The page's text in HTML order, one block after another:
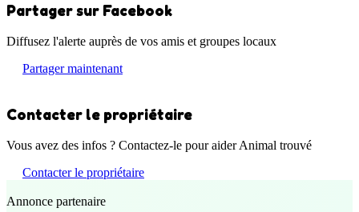
Partager sur Facebook
Diffusez l'alerte auprès de vos amis et groupes locaux
Partager maintenant
Contacter le propriétaire
Vous avez des infos ? Contactez-le pour aider Animal trouvé
Contacter le propriétaire
Annonce partenaire